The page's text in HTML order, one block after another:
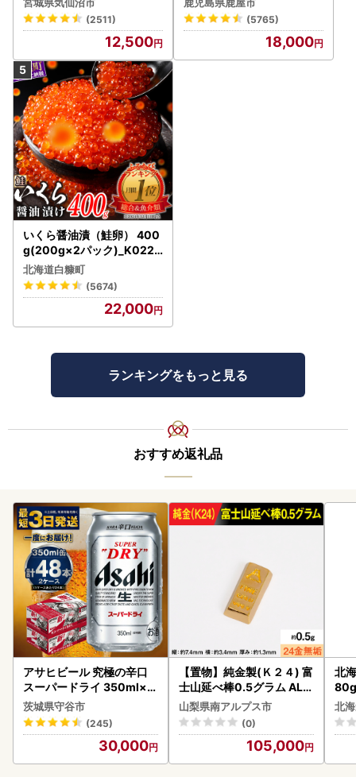
(2511)
12,500
うなぎ 鰻 魚 惣菜 総菜
(5765)
18,000
いくら醤油漬（鮭卵） 400
g(200g×2パック)_K022-
1676
北海道白糠町
(5674)
22,000
ランキングをもっと見る
おすすめ返礼品
アサヒビール 究極の辛口
スーパードライ 350ml×4
8本 ビール
茨城県守谷市
(245)
30,000
【置物】純金製(Ｋ２４) 富
士山延べ棒0.5グラム ALP
BK181
山梨県南アルプス市
(0)
105,000
北
ク
く
道
北